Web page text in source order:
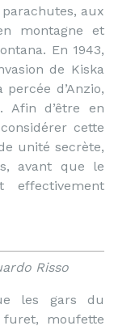
aux
montagne et
En 1943,
de Kiska
d’Anzio,
Afin d’être en
cette
unité secrète,
avant que le
effectivement
Risso
les gars du
furet, moufette